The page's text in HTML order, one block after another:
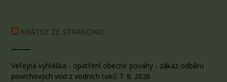
KRÁTCE ZE STRAKONIC
Veřejná vyhláška - opatření obecné povahy - zákaz odběru
povrchových vod z vodních toků 7. 8. 2026